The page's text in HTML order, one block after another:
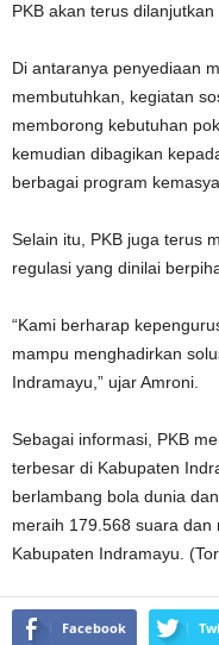
PKB akan terus dilanjutkan
Di antaranya penyediaan
membutuhkan, kegiatan
memborong kebutuhan
kemudian dibagikan
berbagai program
Selain itu, PKB juga terus
regulasi yang dinilai
“Kami berharap
mampu menghadirkan
Indramayu,” ujar Amroni.
Sebagai informasi, PKB
terbesar di Kabupaten
berlambang bola dunia
meraih 179.568 suara dan
Kabupaten Indramayu.
Facebook